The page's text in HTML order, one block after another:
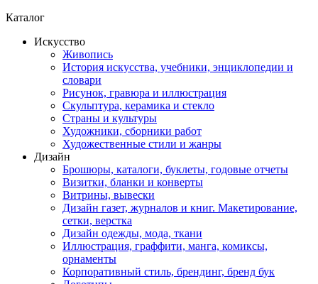
Каталог
Искусство
Живопись
История искусства, учебники, энциклопедии и
словари
Рисунок, гравюра и иллюстрация
Скульптура, керамика и стекло
Страны и культуры
Художники, сборники работ
Художественные стили и жанры
Дизайн
Брошюры, каталоги, буклеты, годовые отчеты
Визитки, бланки и конверты
Витрины, вывески
Дизайн газет, журналов и книг. Макетирование,
сетки, верстка
Дизайн одежды, мода, ткани
Иллюстрация, граффити, манга, комиксы,
орнаменты
Корпоративный стиль, брендинг, бренд бук